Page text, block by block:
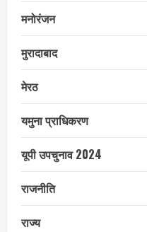
मनोरंजन
मुरादाबाद
मेरठ
यमुना प्राधिकरण
यूपी उपचुनाव 2024
राजनीति
राज्य